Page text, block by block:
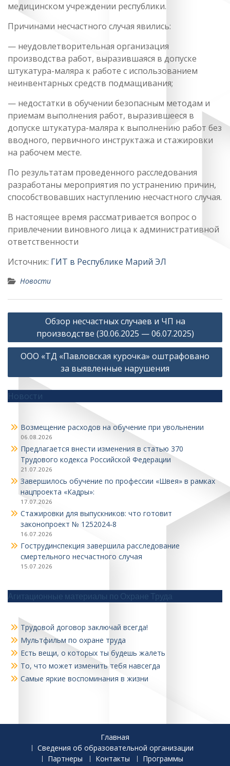
медицинском учреждении республики.
Причинами несчастного случая явились:
— неудовлетворительная организация
производства работ, выразившаяся в допуске
штукатура-маляра к работе с использованием
неинвентарных средств подмащивания;
— недостатки в обучении безопасным методам и
приемам выполнения работ, выразившееся в
допуске штукатура-маляра к выполнению работ без
вводного, первичного инструктажа и стажировки
на рабочем месте.
По результатам проведенного расследования
разработаны мероприятия по устранению причин,
способствовавших наступлению несчастного случая.
В настоящее время рассматривается вопрос о
привлечении виновного лица к административной
ответственности
Источник: ГИТ в Республике Марий ЭЛ
Новости
Навигация
записям
Обзор несчастных случаев и ЧП на
производстве (30.06.2025 — 06.07.2025)
ООО «ТД «Павловская курочка» оштрафовано
за выявленные нарушения
Новости
Возмещение расходов на обучение при увольнении
06.08.2026
Предлагается внести изменения в статью 370
Трудового кодекса Российской Федерации
21.07.2026
Завершилось обучение по профессии «Швея» в рамках
нацпроекта «Кадры»:
17.07.2026
Стажировки для выпускников: что готовит
законопроект № 1252024‑8
16.07.2026
Гострудинспекция завершила расследование
смертельного несчастного случая
15.07.2026
Агитационные материалы по Охране Труда
Трудовой договор заключай всегда!
Мультфильм по охране труда
Есть вещи, о которых ты будешь жалеть
То, что может изменить тебя навсегда
Самые яркие воспоминания в жизни
Главная
Сведения об образовательной организации
Партнеры
Контакты
Программы